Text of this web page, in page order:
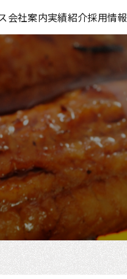
会社案内実績紹介採用情報